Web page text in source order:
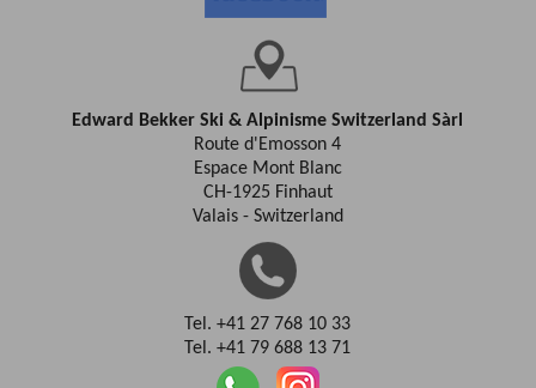
Edward Bekker Ski & Alpinisme Switzerland Sàrl
Route d'Emosson 4
Espace Mont Blanc
CH-1925 Finhaut
Valais - Switzerland
Tel. +41 27 768 10 33
Tel. +41 79 688 13 71